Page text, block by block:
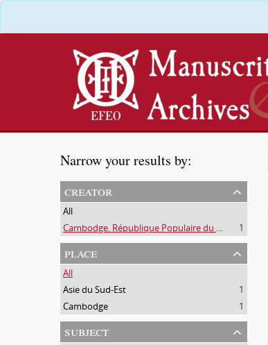
Narrow your results by:
creator
All
Cambodge. République Populaire du Kampuchéa. Ministère de l'Information, de la Culture et de la Presse
1
place
All
Asie du Sud-Est
1
Cambodge
1
subject